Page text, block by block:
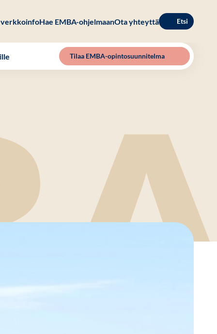
Hae EMBA-ohjelmaanOta yhteyttä Etsi
Tilaa EMBA-opintosuunnitelma